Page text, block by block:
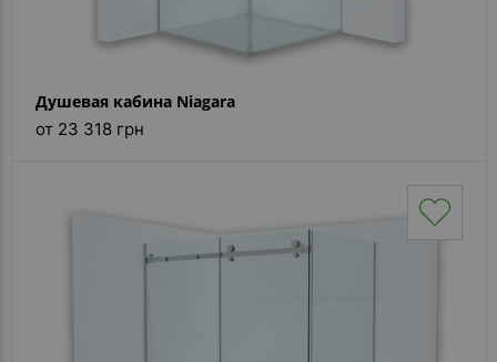
Душевая кабина Niagara
от 23 318 грн